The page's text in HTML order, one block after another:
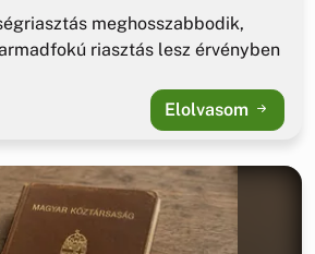
meghosszabbodik,
riasztás lesz érvényben
Elolvasom